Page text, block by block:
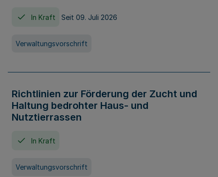
In Kraft Seit 09. Juli 2026
Verwaltungsvorschrift
Richtlinien zur Förderung der Zucht und
Haltung bedrohter Haus- und
Nutztierrassen
In Kraft
Verwaltungsvorschrift